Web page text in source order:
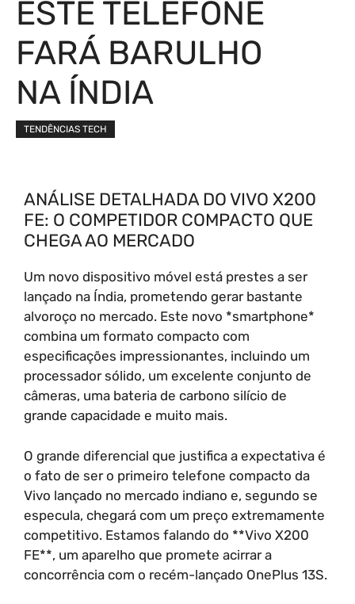
ESTE TELEFONE
FARÁ BARULHO
NA ÍNDIA
TENDÊNCIAS TECH
ANÁLISE DETALHADA DO VIVO X200
FE: O COMPETIDOR COMPACTO QUE
CHEGA AO MERCADO
Um novo dispositivo móvel está prestes a ser
lançado na Índia, prometendo gerar bastante
alvoroço no mercado. Este novo *smartphone*
combina um formato compacto com
especificações impressionantes, incluindo um
processador sólido, um excelente conjunto de
câmeras, uma bateria de carbono silício de
grande capacidade e muito mais.
O grande diferencial que justifica a expectativa é
o fato de ser o primeiro telefone compacto da
Vivo lançado no mercado indiano e, segundo se
especula, chegará com um preço extremamente
competitivo. Estamos falando do **Vivo X200
FE**, um aparelho que promete acirrar a
concorrência com o recém-lançado OnePlus 13S.